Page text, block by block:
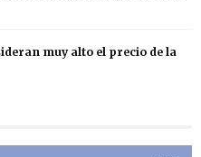
muy alto el precio de la